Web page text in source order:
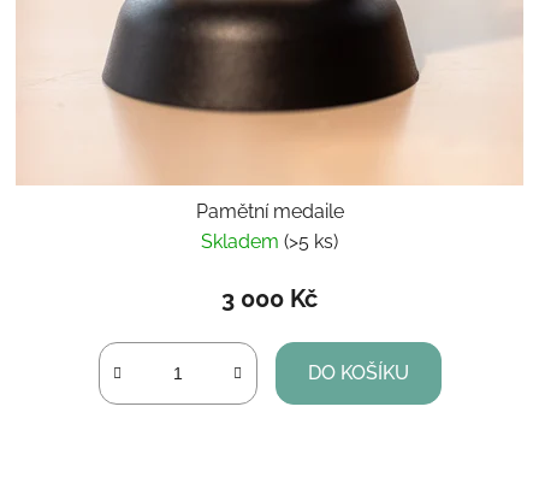
Pamětní medaile
Skladem (>5 ks)
3 000 Kč
DO KOŠÍKU